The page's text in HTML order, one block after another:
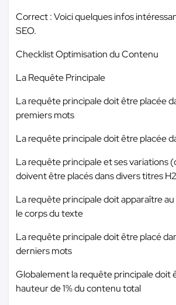
Correct : Voici quelques infos
SEO.
Checklist Optimisation du Contenu
La Requête Principale
La requête principale doit être placée
premiers mots
La requête principale doit être placée
La requête principale et ses variations
doivent être placés dans divers titres
La requête principale doit apparaître
le corps du texte
La requête principale doit être placé
derniers mots
Globalement la requête principale doit
hauteur de 1% du contenu total